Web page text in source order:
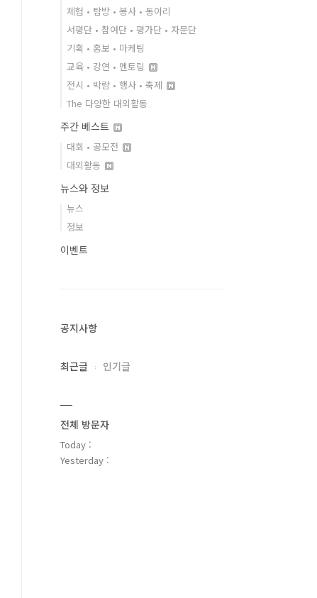
체험 • 탐방 • 봉사 • 동아리
서평단 • 참여단 • 평가단 • 자문단
기획 • 홍보 • 마케팅
교육 • 강연 • 멘토링
전시 • 박람 • 행사 • 축제
The 다양한 대외활동
주간 베스트
대회 • 공모전
대외활동
뉴스와 정보
뉴스
정보
이벤트
공지사항
최근글 인기글
전체 방문자
Today :
Yesterday :